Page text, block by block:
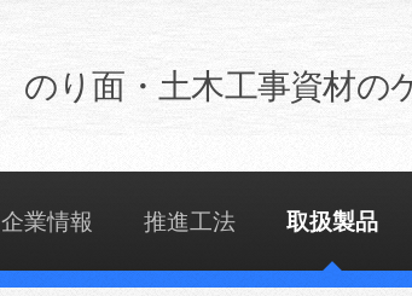
のり面・土木工事資材の
企業情報 推進工法 取扱製品